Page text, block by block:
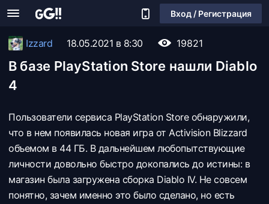
Вход / Регистрация
Izzard 18.05.2021 в 8:30 19821
В базе PlayStation Store нашли Diablo
4
Пользователи сервиса PlayStation Store обнаружили,
что в нем появилась новая игра от Activision Blizzard
объемом в 44 ГБ. В дальнейшем любопытствующие
личности довольно быстро докопались до истины: в
магазин была загружена сборка Diablo IV. Не совсем
понятно, зачем именно это было сделано, но есть